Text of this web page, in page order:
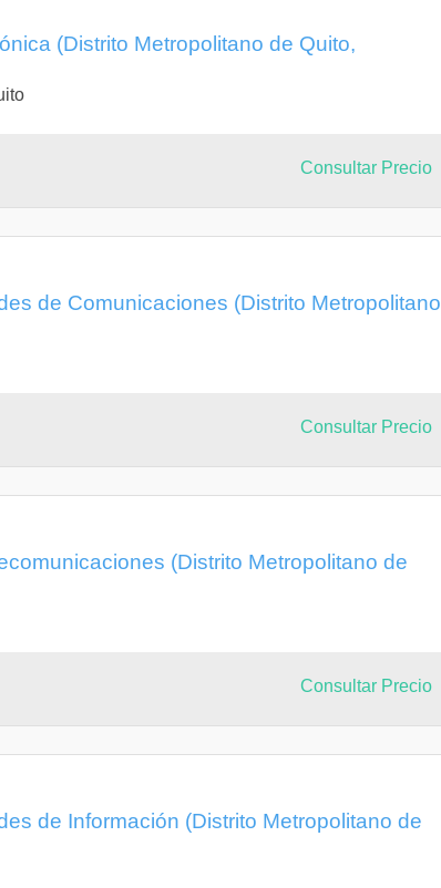
(Distrito Metropolitano de Quito,
Consultar Precio
de Comunicaciones (Distrito Metropolitano
Consultar Precio
(Distrito Metropolitano de
Consultar Precio
de Información (Distrito Metropolitano de